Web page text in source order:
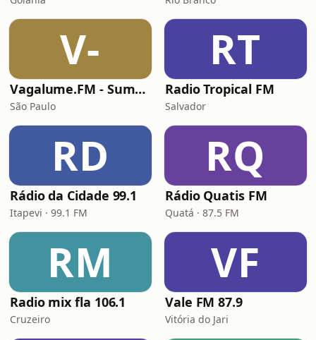
V-
Vagalume.FM - Summer
São Paulo
RT
Radio Tropical FM
Salvador
RD
Rádio da Cidade 99.1
Itapevi · 99.1 FM
RQ
Rádio Quatis FM
Quatá · 87.5 FM
RM
Radio mix fla 106.1
Cruzeiro
VF
Vale FM 87.9
Vitória do Jari